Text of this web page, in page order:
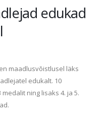
edukad
maadlusvõistlusel läks
edukalt. 10
ning lisaks 4. ja 5.